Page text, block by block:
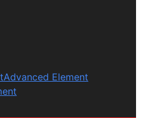
Advanced Element